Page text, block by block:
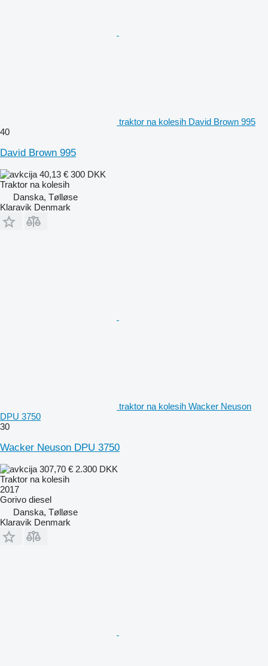
traktor na kolesih David Brown 995
40
David Brown 995
40,13 € 300 DKK
Traktor na kolesih
Danska, Tølløse
Klaravik Denmark
traktor na kolesih Wacker Neuson
DPU 3750
30
Wacker Neuson DPU 3750
307,70 € 2.300 DKK
Traktor na kolesih
2017
Gorivo diesel
Danska, Tølløse
Klaravik Denmark